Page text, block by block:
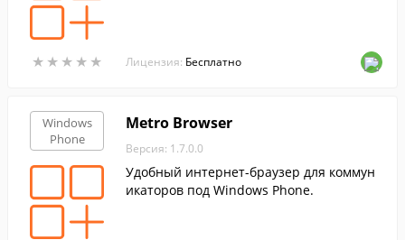
★ ★ ★ ★ ★
★ ★ ★ ★ ★ Лицензия: Бесплатно
Windows
Phone
Metro Browser
Версия: 1.7.0.0
Удобный интернет-браузер для коммун
икаторов под Windows Phone.